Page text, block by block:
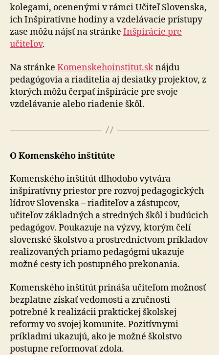
kolegami, ocenenými v rámci Učiteľ Slovenska,
ich Inšpiratívne hodiny a vzdelávacie prístupy
zase môžu nájsť na stránke Inšpirácie pre
učiteľov.
Na stránke Komenskehoinstitut.sknájdu
pedagógovia a riaditelia aj desiatky projektov, z
ktorých môžu čerpať inšpirácie pre svoje
vzdelávanie alebo riadenie škôl.
O Komenského inštitúte
Komenského inštitút dlhodobo vytvára
inšpiratívny priestor pre rozvoj pedagogických
lídrov Slovenska – riaditeľov a zástupcov,
učiteľov základných a stredných škôl i budúcich
pedagógov. Poukazuje na výzvy, ktorým čelí
slovenské školstvo a prostredníctvom príkladov
realizovaných priamo pedagógmi ukazuje
možné cesty ich postupného prekonania.
Komenského inštitút prináša učiteľom možnosť
bezplatne získať vedomosti a zručnosti
potrebné k realizácii praktickej školskej
reformy vo svojej komunite. Pozitívnymi
príkladmi ukazujú, ako je možné školstvo
postupne reformovať zdola.